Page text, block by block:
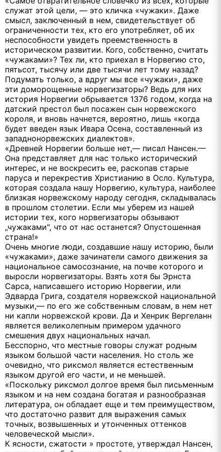
служат этой цели, — это кличка «чужаки». Даже
смысл, заключенный в нем, свидетельствует об
ограниченности тех, кто его употребляет, об их
неспособности увидеть преемственность в
историческом развитии. Кого, собственно, считать
«чужаками»? Тех ли, кто приехал в Норвегию сто,
пятьсот, тысячу или две тысячи лет тому назад?
Подумать только, а вдруг мы все «чужаки», даже
эти доморощенные норвегизаторы? Ведь для них
история Норвегии обрывается 1376 годом, когда на
датский престол был посажен сын норвежского
короля, и вновь начнется, вероятно, лишь «когда
будет введен язык Ивара Осена, составленный из
западнонорвежских диалектов».
«Древней Норвегии больше нет,— писал Нансен.—
Она представляет для нас только исторический
интерес, и не воскресить ее, раскопав старые
паруса и перекрестив Христианию в Осло. Культура,
которая создала нашу Норвегию, культура, наиболее
близкая норвежскому народу сегодня, складывалась
в прошлом столетии. Если мы уберем из нашей
истории тех, кого норвегизаторы обзывают
„чужаками", что от нас останется? Опустошенная
страна!»
Очень многие люди, создавшие нашу историю, были
«чужаками», даже зачинатели самого движения за
национальное самосознание, на почве которого и
выросли норвегизаторы. Взять хотя бы Эрнста
Сарса, написавшего историю Норвегии, или
Эдварда Грига, создателя норвежской национальной
музыки,— по его же собственным словам, в нем нет
ни капли норвежской крови. Да и Хенрик Вергеланн
является великолепным примером удачного
смешения двух национальных начал.
Бесспорно, что местные говоры служат родным
языком большой части населения. Но столь же
очевидно, что риксмол является естественным
языком другой его части, и не меньшей.
«Поскольку риксмол долгое время был письменным
языком и на нем создана богатая и разнообразная
литература, он обладает еще и тем преимуществом,
что достаточно развит для выражения самых
точных, возвышенных и утонченных оттенков
человеческой мысли».
К ясности, сжатости » простоте, утверждал Нансен,